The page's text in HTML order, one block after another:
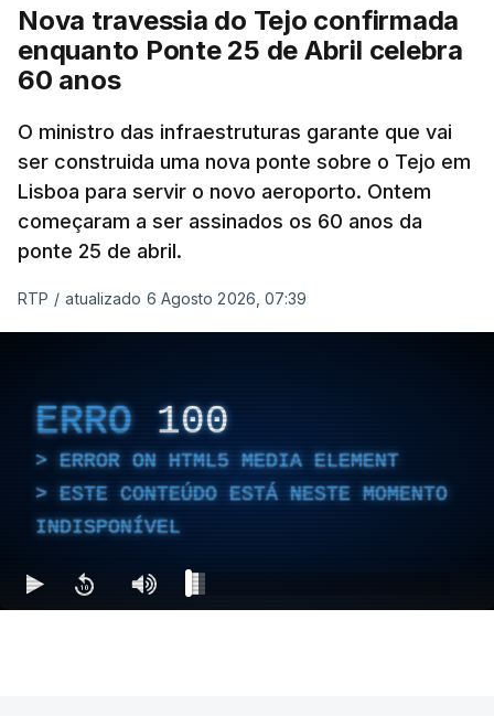
Nova travessia do Tejo confirmada
enquanto Ponte 25 de Abril celebra
60 anos
O ministro das infraestruturas garante que vai
ser construida uma nova ponte sobre o Tejo em
Lisboa para servir o novo aeroporto. Ontem
começaram a ser assinados os 60 anos da
ponte 25 de abril.
RTP / atualizado 6 Agosto 2026, 07:39
ERRO 100
ERROR ON HTML5 MEDIA ELEMENT
ESTE CONTEÚDO ESTÁ NESTE MOMENTO
INDISPONÍVEL